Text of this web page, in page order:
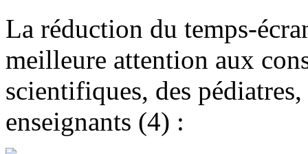
La réduction du temps-
meilleure attention aux
scientifiques, des
enseignants (4) :